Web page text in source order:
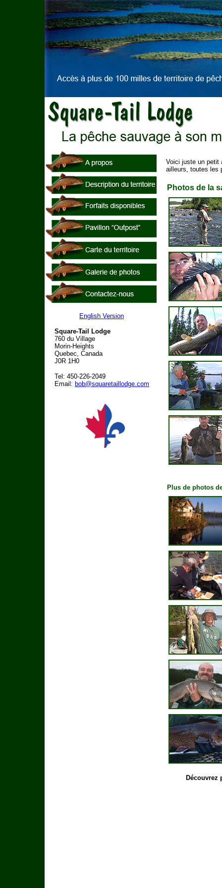
English Version
Square-Tail Lodge
760 du Village
Morin-Heights
Quebec, Canada
J0R 1H0
Tel: 450-226-2049
Email: bob@squaretaillodge.com
Voici juste un petit
ailleurs, toutes les
Photos de la
Plus de photos
Découvrez